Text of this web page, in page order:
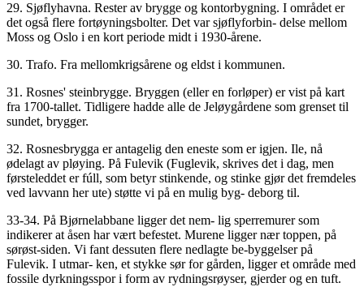
29. Sjøflyhavna. Rester av brygge og kontorbygning. I området er
det også flere fortøyningsbolter. Det var sjøflyforbin- delse mellom
Moss og Oslo i en kort periode midt i 1930-årene.
30. Trafo. Fra mellomkrigsårene og eldst i kommunen.
31. Rosnes' steinbrygge. Bryggen (eller en forløper) er vist på kart
fra 1700-tallet. Tidligere hadde alle de Jeløygårdene som grenset til
sundet, brygger.
32. Rosnesbrygga er antagelig den eneste som er igjen. Ile, nå
ødelagt av pløying. På Fulevik (Fuglevik, skrives det i dag, men
førsteleddet er fúll, som betyr stinkende, og stinke gjør det fremdeles
ved lavvann her ute) støtte vi på en mulig byg- deborg til.
33-34. På Bjørnelabbane ligger det nem- lig sperremurer som
indikerer at åsen har vært befestet. Murene ligger nær toppen, på
sørøst-siden. Vi fant dessuten flere nedlagte be-byggelser på
Fulevik. I utmar- ken, et stykke sør for gården, ligger et område med
fossile dyrkningsspor i form av rydningsrøyser, gjerder og en tuft.